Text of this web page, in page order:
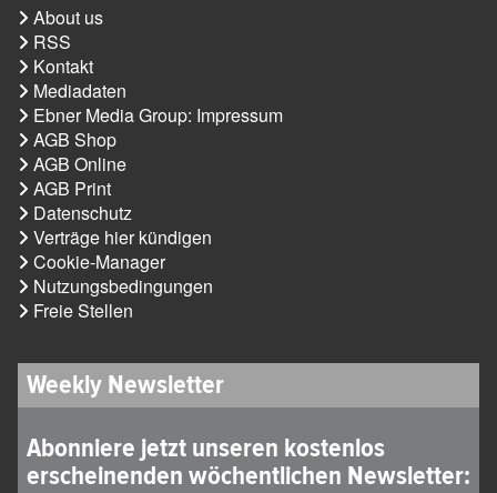
About us
RSS
Kontakt
Mediadaten
Ebner Media Group: Impressum
AGB Shop
AGB Online
AGB Print
Datenschutz
Verträge hier kündigen
Cookie-Manager
Nutzungsbedingungen
Freie Stellen
Weekly Newsletter
Abonniere jetzt unseren kostenlos
erscheinenden wöchentlichen Newsletter: